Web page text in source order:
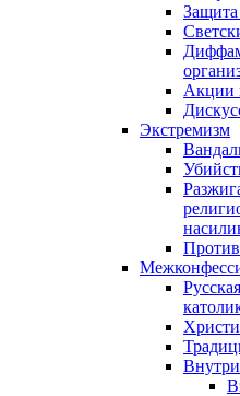
Защита
Акции
Экстремизм